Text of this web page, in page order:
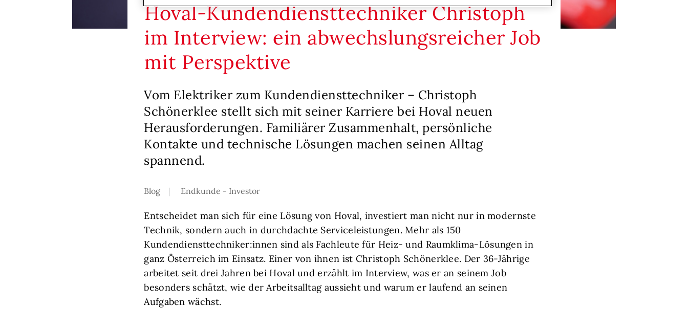
Hoval-Kundendiensttechniker Christoph
im Interview: ein abwechslungsreicher Job
mit Perspektive
Vom Elektriker zum Kundendiensttechniker – Christoph
Schönerklee stellt sich mit seiner Karriere bei Hoval neuen
Herausforderungen. Familiärer Zusammenhalt, persönliche
Kontakte und technische Lösungen machen seinen Alltag
spannend.
Blog Endkunde - Investor
Entscheidet man sich für eine Lösung von Hoval, investiert man nicht nur in modernste
Technik, sondern auch in durchdachte Serviceleistungen. Mehr als 150
Kundendiensttechniker:innen sind als Fachleute für Heiz- und Raumklima-Lösungen in
ganz Österreich im Einsatz. Einer von ihnen ist Christoph Schönerklee. Der 36-Jährige
arbeitet seit drei Jahren bei Hoval und erzählt im Interview, was er an seinem Job
besonders schätzt, wie der Arbeitsalltag aussieht und warum er laufend an seinen
Aufgaben wächst.